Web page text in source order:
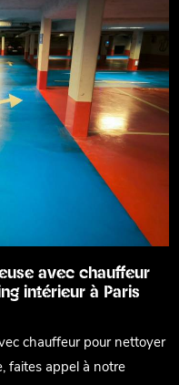
avec chauffeur
intérieur à Paris
chauffeur pour nettoyer
faites appel à notre